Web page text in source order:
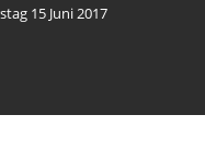
15 Juni 2017